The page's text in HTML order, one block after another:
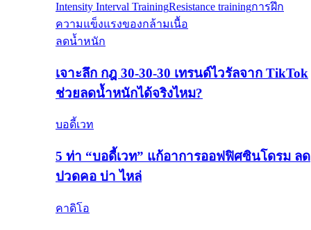
Intensity Interval TrainingResistance trainingการฝึก
ความแข็งแรงของกล้ามเนื้อ
ลดน้ำหนัก
เจาะลึก กฎ 30-30-30 เทรนด์ไวรัลจาก TikTok
ช่วยลดน้ำหนักได้จริงไหม?
บอดี้เวท
5 ท่า “บอดี้เวท” แก้อาการออฟฟิศซินโดรม ลด
ปวดคอ บ่า ไหล่
คาดิโอ